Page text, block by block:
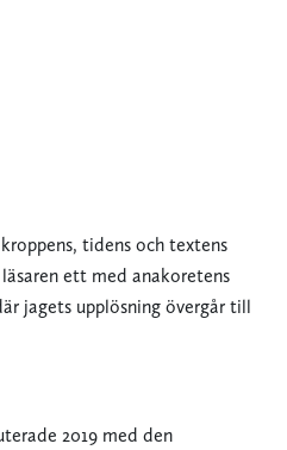
tidens och textens
ett med anakoretens
jagets upplösning övergår till
2019 med den